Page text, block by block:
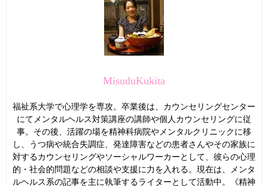
MisuduKukita
福祉系大学で心理学を専攻。卒業後は、カウンセリングセンター
にてメンタルヘルス対策講座の講師や個人カウンセリングに従
事。その後、活躍の場を精神科病院やメンタルクリニックに移
し、うつ病や統合失調症、発達障害などの患者さんやその家族に
対するカウンセリングやソーシャルワーカーとして、彼らの心理
的・社会的問題などの相談や支援に力を入れる。現在は、メンタ
ルヘルス系の記事を主に執筆するライターとして活動中。《精神